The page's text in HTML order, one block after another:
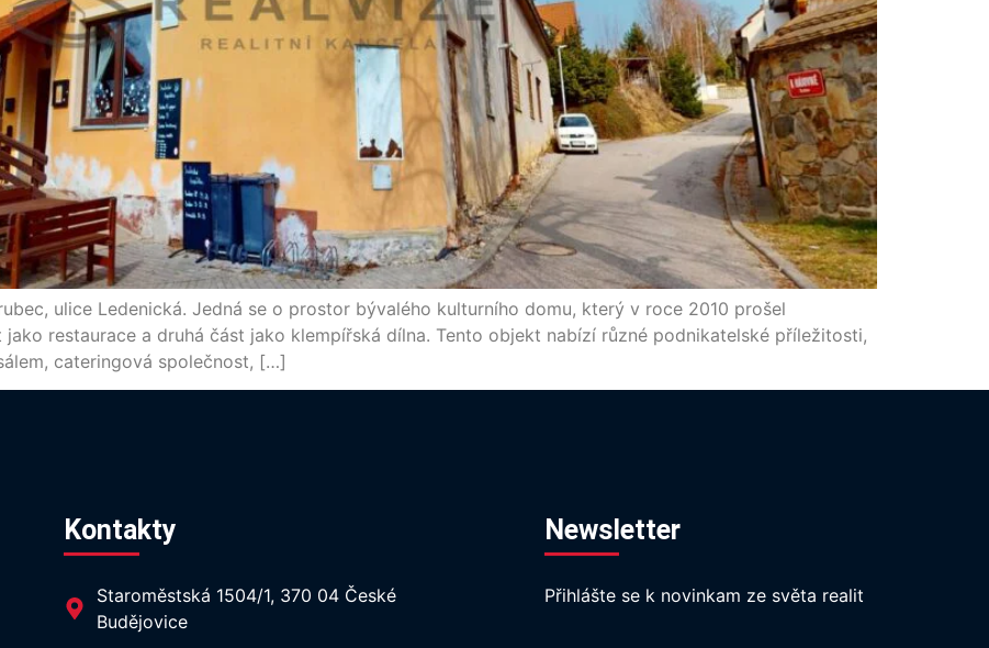
ulice Ledenická. Jedná se o prostor bývalého kulturního domu, který v roce 2010 prošel
restaurace a druhá část jako klempířská dílna. Tento objekt nabízí různé podnikatelské příležitosti,
cateringová společnost, […]
Kontakty
Staroměstská 1504/1, 370 04 České
Budějovice
Newsletter
Přihlášte se k novinkam ze světa realit